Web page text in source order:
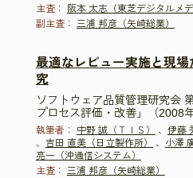
主査：
阪本 太志（東芝デジタルメ
副主査： 三浦 邦彦（矢崎総業）
最適なレビュー実施と現
究
ソフトウェア品質管理研究会
プロセス評価・改善」（2008年
執筆者： 中野 誠（ＴＩＳ） 、 伊藤
、 吉田 直美（日立製作所） 、 小澤
亮一（沖通信システム）
主査： 三浦 邦彦（矢崎総業）